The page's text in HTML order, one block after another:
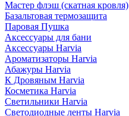
Мастер флэш (скатная кровля)
Базальтовая термозащита
Паровая Пушка
Аксессуары для бани
Аксессуары Harvia
Ароматизаторы Harvia
Абажуры Harvia
К Дровяным Harvia
Косметика Harvia
Светильники Harvia
Светодиодные ленты Harvia